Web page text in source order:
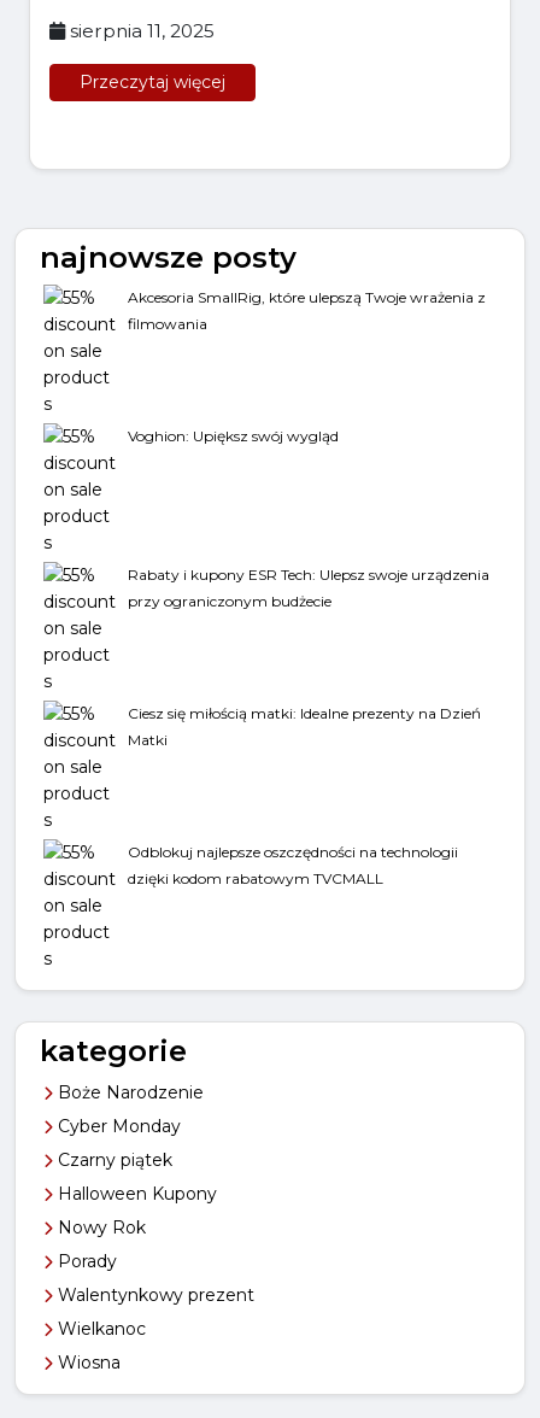
sierpnia 11, 2025
Przeczytaj więcej
najnowsze posty
Akcesoria SmallRig, które ulepszą Twoje wrażenia z
filmowania
Voghion: Upiększ swój wygląd
Rabaty i kupony ESR Tech: Ulepsz swoje urządzenia
przy ograniczonym budżecie
Ciesz się miłością matki: Idealne prezenty na Dzień
Matki
Odblokuj najlepsze oszczędności na technologii
dzięki kodom rabatowym TVCMALL
kategorie
Boże Narodzenie
Cyber Monday
Czarny piątek
Halloween Kupony
Nowy Rok
Porady
Walentynkowy prezent
Wielkanoc
Wiosna